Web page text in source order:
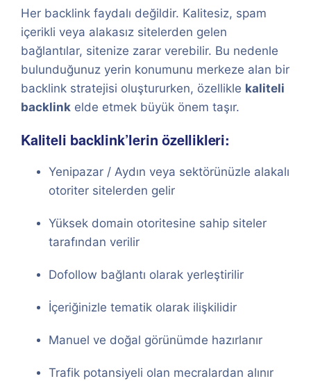
Her backlink faydalı değildir. Kalitesiz, spam
içerikli veya alakasız sitelerden gelen
bağlantılar, sitenize zarar verebilir. Bu nedenle
bulunduğunuz yerin konumunu merkeze alan bir
backlink stratejisi oluştururken, özellikle kaliteli
backlink elde etmek büyük önem taşır.
Kaliteli backlink’lerin özellikleri:
Yenipazar / Aydın veya sektörünüzle alakalı
otoriter sitelerden gelir
Yüksek domain otoritesine sahip siteler
tarafından verilir
Dofollow bağlantı olarak yerleştirilir
İçeriğinizle tematik olarak ilişkilidir
Manuel ve doğal görünümde hazırlanır
Trafik potansiyeli olan mecralardan alınır